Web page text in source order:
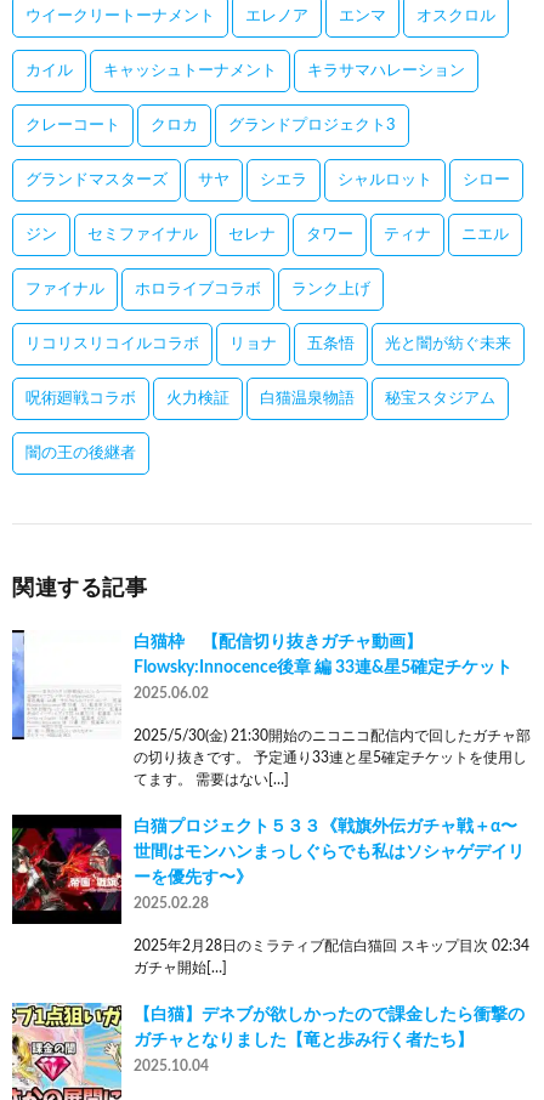
ウイークリートーナメント エレノア エンマ オスクロル
カイル キャッシュトーナメント キラサマハレーション
クレーコート クロカ グランドプロジェクト3
グランドマスターズ サヤ シエラ シャルロット シロー
ジン セミファイナル セレナ タワー ティナ ニエル
ファイナル ホロライブコラボ ランク上げ
リコリスリコイルコラボ リョナ 五条悟 光と闇が紡ぐ未来
呪術廻戦コラボ 火力検証 白猫温泉物語 秘宝スタジアム
闇の王の後継者
関連する記事
白猫枠 【配信切り抜きガチャ動画】
Flowsky:Innocence後章 編 33連&星5確定チケット
2025.06.02
2025/5/30(金) 21:30開始のニコニコ配信内で回したガチャ部
の切り抜きです。 予定通り33連と星5確定チケットを使用し
てます。 需要はない[…]
白猫プロジェクト５３３《戦旗外伝ガチャ戦＋α〜
世間はモンハンまっしぐらでも私はソシャゲデイリ
ーを優先す〜》
2025.02.28
2025年2月28日のミラティブ配信白猫回 スキップ目次 02:34
ガチャ開始[…]
【白猫】デネブが欲しかったので課金したら衝撃の
ガチャとなりました【竜と歩み行く者たち】
2025.10.04